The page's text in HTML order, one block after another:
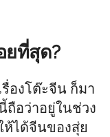
ที่สุด?
องโต๊ะจีน ก็มา
อว่าอยู่ในช่วง
ห้ได้จีนของสุ่ย